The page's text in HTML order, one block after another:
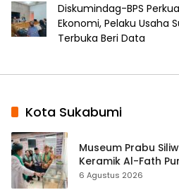
Diskumindag-BPS
Ekonomi, Pelaku Usaha
Terbuka Beri Data
Kota Sukabumi
Museum Prabu
Keramik Al-Fath
Hampir 500 Koleksi
6 Agustus 2026